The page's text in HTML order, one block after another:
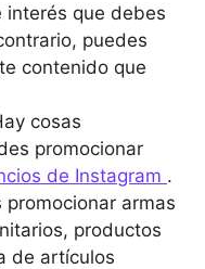
interés que debes
puedes
contenido que
cosas
promocionar
de Instagram .
promocionar armas
productos
de artículos